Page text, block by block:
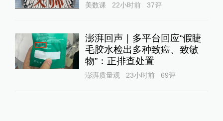
美数课 22小时前 37评
澎湃回声｜多平台回应“假睫
毛胶水检出多种致癌、致敏
物”：正排查处置
澎湃质量观 23小时前 69评